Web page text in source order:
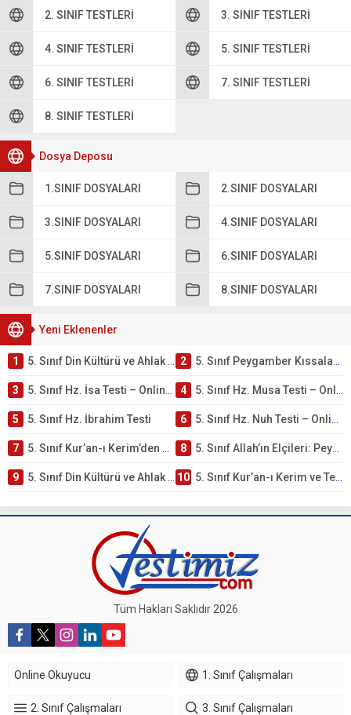
2. SINIF TESTLERI 3. SINIF TESTLERI
4. SINIF TESTLERI 5. SINIF TESTLERI
6. SINIF TESTLERI 7. SINIF TESTLERI
8. SINIF TESTLERI
Dosya Deposu
1.SINIF DOSYALARI 2.SINIF DOSYALARI
3.SINIF DOSYALARI 4.SINIF DOSYALARI
5.SINIF DOSYALARI 6.SINIF DOSYALARI
7.SINIF DOSYALARI 8.SINIF DOSYALARI
Yeni Eklenenler
1 5. Sınıf Din Kültürü ve Ahlak Bilgisi 4. Ünite: Peygamber Kıssaları Çalışmaları 2 5. Sınıf Peygamber Kıssaları Ünite Testi – Online Çöz
3 5. Sınıf Hz. İsa Testi – Online Çöz 4 5. Sınıf Hz. Musa Testi – Online Çöz
5 5. Sınıf Hz. İbrahim Testi 6 5. Sınıf Hz. Nuh Testi – Online Çöz
7 5. Sınıf Kur’an-ı Kerim’den Öğütler – Peygamber Kıssaları Testi – Online Çöz 8 5. Sınıf Allah’ın Elçileri: Peygamberler Testi – Online Çöz
9 5. Sınıf Din Kültürü ve Ahlak Bilgisi 3. Ünite: Kur’an-ı Kerim Çalışmaları 10 5. Sınıf Kur’an-ı Kerim ve Temel Özellikleri Testi – Online Çöz
Tüm Hakları Saklıdır 2026
Online Okuyucu 1. Sınıf Çalışmaları
2. Sınıf Çalışmaları 3. Sınıf Çalışmaları